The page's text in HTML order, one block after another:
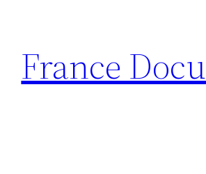
contenu
France Docu